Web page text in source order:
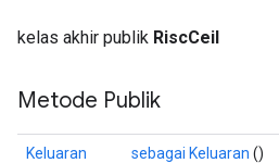
kelas akhir publik RiscCeil
Metode Publik
Keluaran
sebagai Keluaran ()